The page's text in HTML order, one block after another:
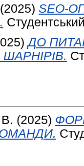
(2025) SEO-
ДО
(2025)